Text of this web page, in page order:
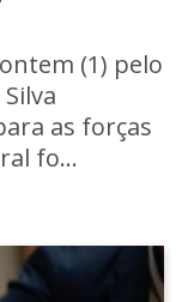
(1) pelo
as forças
fo...